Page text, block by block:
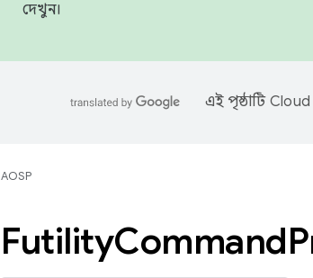
দেখুন।
এই পৃষ্ঠাটি Cloud
AOSP
FutilityCommand